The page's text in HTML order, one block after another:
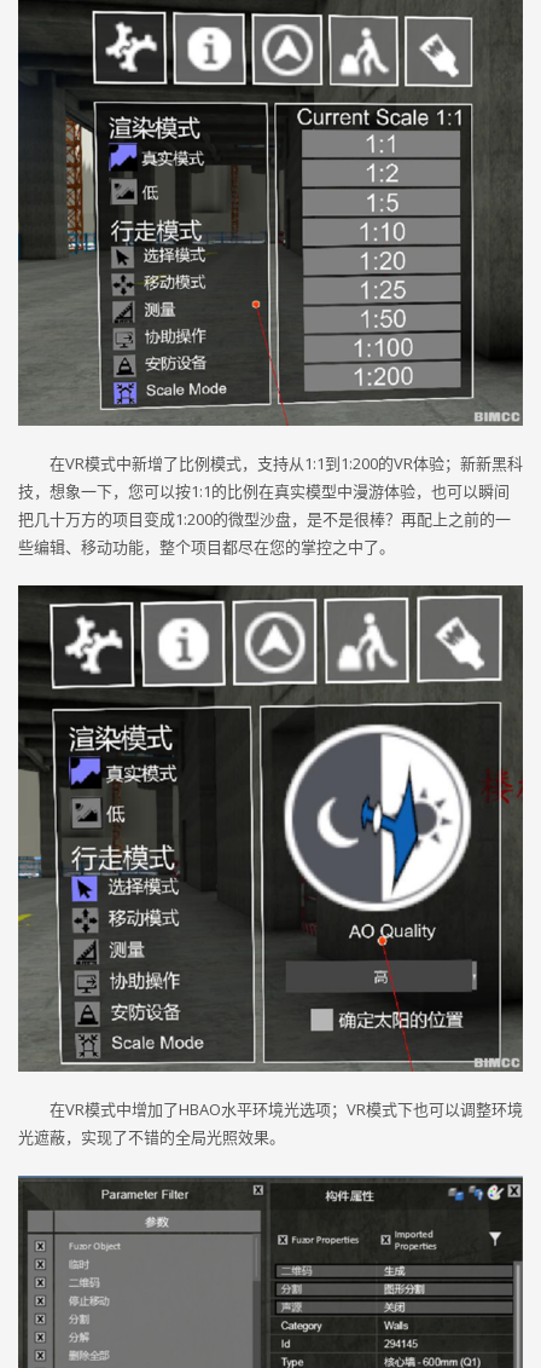
在VR模式中新增了比例模式，支持从1:1到1:200的VR体验；新新黑科
技，想象一下，您可以按1:1的比例在真实模型中漫游体验，也可以瞬间
把几十万方的项目变成1:200的微型沙盘，是不是很棒？再配上之前的一
些编辑、移动功能，整个项目都尽在您的掌控之中了。
在VR模式中增加了HBAO水平环境光选项；VR模式下也可以调整环境
光遮蔽，实现了不错的全局光照效果。